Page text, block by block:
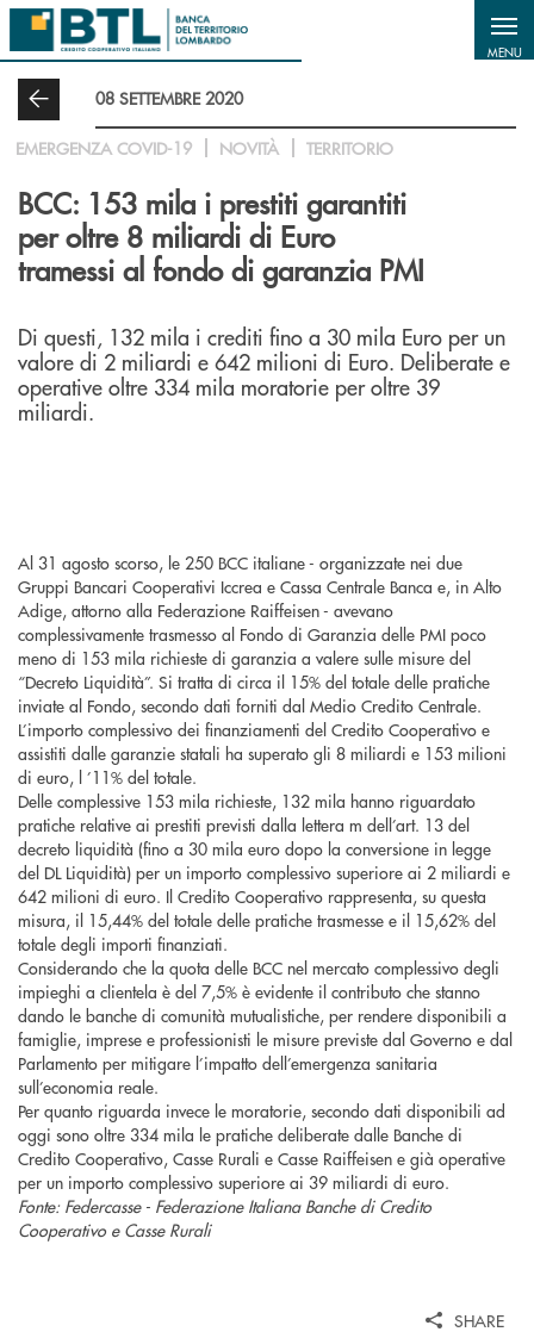
Salta al contenuto principale
MENU
08 SETTEMBRE 2020
EMERGENZA COVID-19 NOVITÀ TERRITORIO
BCC: 153 mila i prestiti garantiti
per oltre 8 miliardi di Euro
tramessi al fondo di garanzia PMI
Di questi, 132 mila i crediti fino a 30 mila Euro per un
valore di 2 miliardi e 642 milioni di Euro. Deliberate e
operative oltre 334 mila moratorie per oltre 39
miliardi.
Al 31 agosto scorso, le 250 BCC italiane - organizzate nei due
Gruppi Bancari Cooperativi Iccrea e Cassa Centrale Banca e, in Alto
Adige, attorno alla Federazione Raiffeisen - avevano
complessivamente trasmesso al Fondo di Garanzia delle PMI poco
meno di 153 mila richieste di garanzia a valere sulle misure del
“Decreto Liquidità”. Si tratta di circa il 15% del totale delle pratiche
inviate al Fondo, secondo dati forniti dal Medio Credito Centrale.
L’importo complessivo dei finanziamenti del Credito Cooperativo e
assistiti dalle garanzie statali ha superato gli 8 miliardi e 153 milioni
di euro, l ’11% del totale.
Delle complessive 153 mila richieste, 132 mila hanno riguardato
pratiche relative ai prestiti previsti dalla lettera m dell’art. 13 del
decreto liquidità (fino a 30 mila euro dopo la conversione in legge
del DL Liquidità) per un importo complessivo superiore ai 2 miliardi e
642 milioni di euro. Il Credito Cooperativo rappresenta, su questa
misura, il 15,44% del totale delle pratiche trasmesse e il 15,62% del
totale degli importi finanziati.
Considerando che la quota delle BCC nel mercato complessivo degli
impieghi a clientela è del 7,5% è evidente il contributo che stanno
dando le banche di comunità mutualistiche, per rendere disponibili a
famiglie, imprese e professionisti le misure previste dal Governo e dal
Parlamento per mitigare l’impatto dell’emergenza sanitaria
sull’economia reale.
Per quanto riguarda invece le moratorie, secondo dati disponibili ad
oggi sono oltre 334 mila le pratiche deliberate dalle Banche di
Credito Cooperativo, Casse Rurali e Casse Raiffeisen e già operative
per un importo complessivo superiore ai 39 miliardi di euro.
Fonte: Federcasse - Federazione Italiana Banche di Credito
Cooperativo e Casse Rurali
SHARE